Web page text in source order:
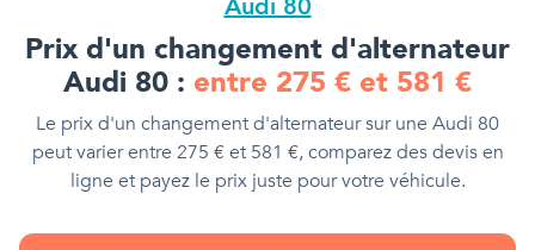
Audi 80
Prix d'un changement d'alternateur
Audi 80 : entre 275 € et 581 €
Le prix d'un changement d'alternateursur une Audi 80
peut varier entre 275 € et 581 €, comparez des devis en
ligne et payez le prix juste pour votre véhicule.